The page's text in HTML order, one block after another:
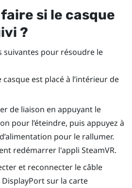
si le casque
?
suivantes pour résoudre le
est placé à l’intérieur de
de liaison en appuyant le
pour l’éteindre, puis appuyez à
pour le rallumer.
redémarrer l'appli SteamVR.
et reconnecter le câble
DisplayPortsur la carte